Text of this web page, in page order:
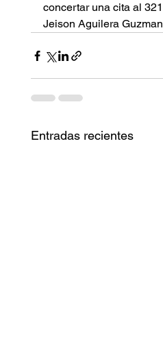
concertar una cita al
Jeison Aguilera
Entradas recientes